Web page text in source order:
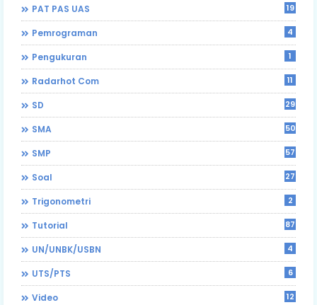
PAT PAS UAS 19
Pemrograman 4
Pengukuran 1
Radarhot Com 11
SD 29
SMA 50
SMP 57
Soal 27
Trigonometri 2
Tutorial 87
UN/UNBK/USBN 4
UTS/PTS 6
Video 12